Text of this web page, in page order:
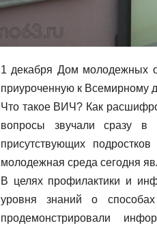
1 декабря Дом молодежных
приуроченную к
Что такое ВИЧ? Как
вопросы звучали сразу
присутствующих
молодежная среда сегодня
В целях профилактики и
уровня знаний о
продемонстрировали